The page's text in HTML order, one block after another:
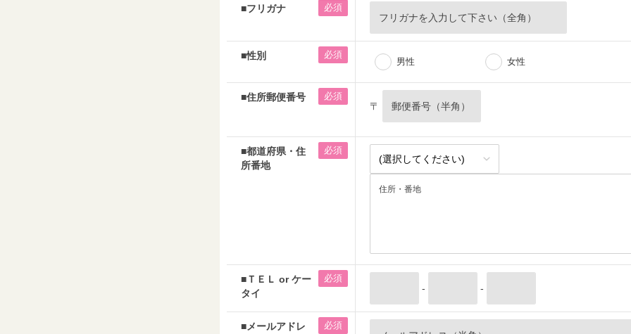
■フリガナ 必須
■性別 必須
男性 女性
■住所郵便番号 必須
〒
■都道府県・住
所番地
必須
■ＴＥＬ or ケー
タイ
必須
- -
■メールアドレ 必須